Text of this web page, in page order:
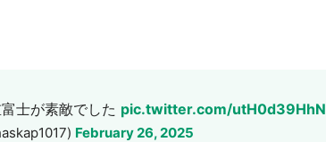
士が素敵でした pic.twitter.com/utH0d39HhN
February 26, 2025